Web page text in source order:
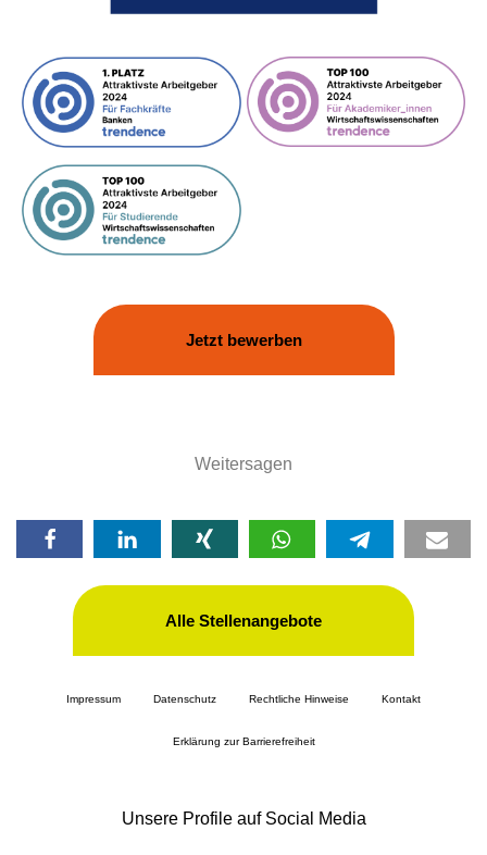
Jetzt bewerben
Weitersagen
Alle Stellenangebote
Impressum Datenschutz Rechtliche Hinweise Kontakt
Erklärung zur Barrierefreiheit
Unsere Profile auf Social Media